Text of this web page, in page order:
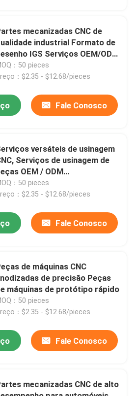
CNC
mecanizadas CNC de
industrial Formato de
IGS Serviços OEM/ODM
：50 pieces
：$2.35 - $12.68/pieces
Fale Conosco
versáteis de usinagem
Serviços de usinagem de
OEM / ODM
：50 pieces
：$2.35 - $12.68/pieces
Fale Conosco
de máquinas CNC
de precisão Peças
máquinas de protótipo rápido
：50 pieces
：$2.35 - $12.68/pieces
Fale Conosco
mecanizadas CNC de alto